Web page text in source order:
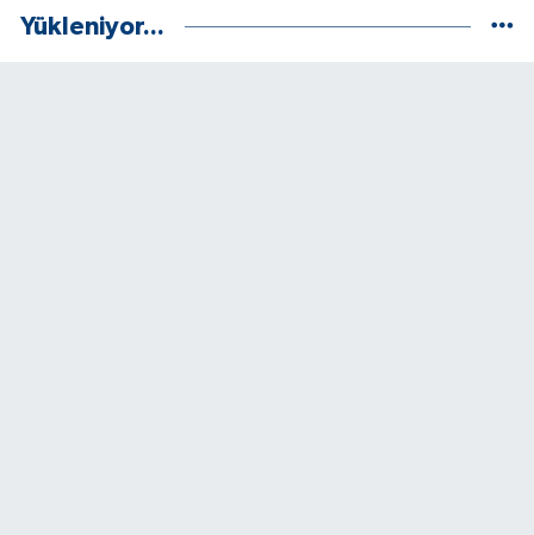
Yükleniyor...